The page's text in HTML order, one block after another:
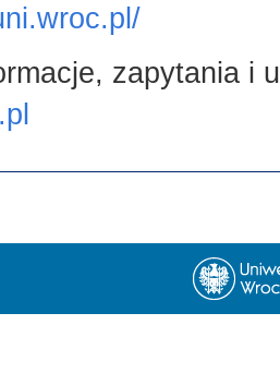
zapytania i